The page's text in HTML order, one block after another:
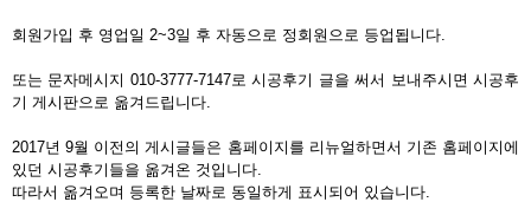
회원가입 후 영업일 2~3일 후 자동으로 정회원으로 등업됩니다.
또는 문자메시지 010-3777-7147로 시공후기 글을 써서 보내주시면 시공후
기 게시판으로 옮겨드립니다.
2017년 9월 이전의 게시글들은 홈페이지를 리뉴얼하면서 기존 홈페이지에
있던 시공후기들을 옮겨온 것입니다.
따라서 옮겨오며 등록한 날짜로 동일하게 표시되어 있습니다.